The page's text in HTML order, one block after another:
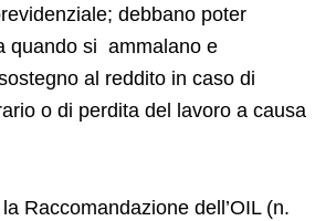
debbano poter
quando si ammalano e
al reddito in caso di
o di perdita del lavoro a causa
Raccomandazione dell’OIL (n.